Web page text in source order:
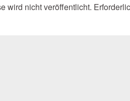
wird nicht veröffentlicht.